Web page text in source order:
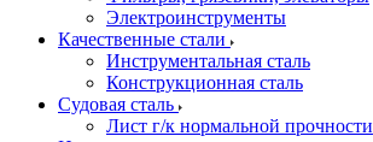
Электроинструменты
Качественные стали
Инструментальная сталь
Конструкционная сталь
Судовая сталь
Лист г/к нормальной прочности